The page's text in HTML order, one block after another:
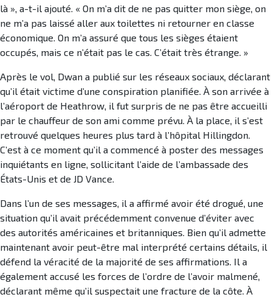
là », a-t-il ajouté. « On m’a dit de ne pas quitter mon siège, on
ne m’a pas laissé aller aux toilettes ni retourner en classe
économique. On m’a assuré que tous les sièges étaient
occupés, mais ce n’était pas le cas. C’était très étrange. »
Après le vol, Dwan a publié sur les réseaux sociaux, déclarant
qu’il était victime d’une conspiration planifiée. À son arrivée à
l’aéroport de Heathrow, il fut surpris de ne pas être accueilli
par le chauffeur de son ami comme prévu. À la place, il s’est
retrouvé quelques heures plus tard à l’hôpital Hillingdon.
C’est à ce moment qu’il a commencé à poster des messages
inquiétants en ligne, sollicitant l’aide de l’ambassade des
États-Unis et de JD Vance.
Dans l’un de ses messages, il a affirmé avoir été drogué, une
situation qu’il avait précédemment convenue d’éviter avec
des autorités américaines et britanniques. Bien qu’il admette
maintenant avoir peut-être mal interprété certains détails, il
défend la véracité de la majorité de ses affirmations. Il a
également accusé les forces de l’ordre de l’avoir malmené,
déclarant même qu’il suspectait une fracture de la côte. À